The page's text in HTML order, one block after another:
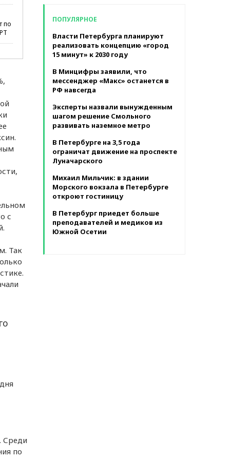
по
с
Так
Среди
по
ПОПУЛЯРНОЕ
Власти Петербурга планируют
реализовать концепцию «город
15 минут» к 2030 году
В Минцифры заявили, что
мессенджер «Макс» останется в
РФ навсегда
Эксперты назвали вынужденным
шагом решение Смольного
развивать наземное метро
В Петербурге на 3,5 года
ограничат движение на проспекте
Луначарского
Михаил Мильчик: в здании
Морского вокзала в Петербурге
откроют гостиницу
В Петербург приедет больше
преподавателей и медиков из
Южной Осетии